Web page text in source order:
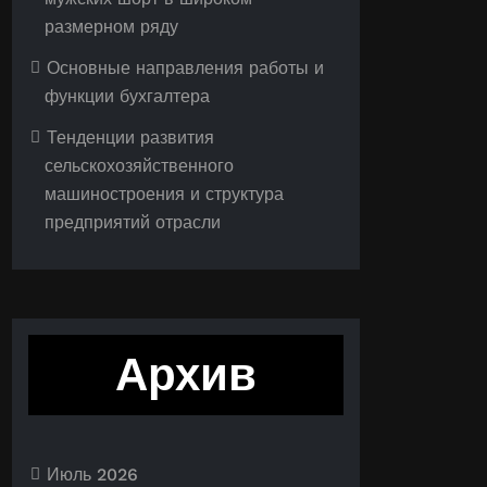
размерном ряду
Основные направления работы и
функции бухгалтера
Тенденции развития
сельскохозяйственного
машиностроения и структура
предприятий отрасли
Архив
Июль 2026